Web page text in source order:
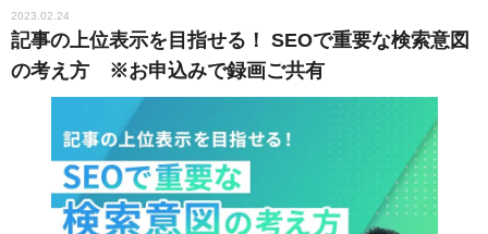
2023.02.24
記事の上位表示を目指せる！ SEOで重要な検索意図
の考え方 ※お申込みで録画ご共有